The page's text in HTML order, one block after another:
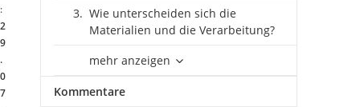
:
2
9
.
0
7
Wie unterscheiden sich die
Materialien und die Verarbeitung?
mehr anzeigen
Kommentare